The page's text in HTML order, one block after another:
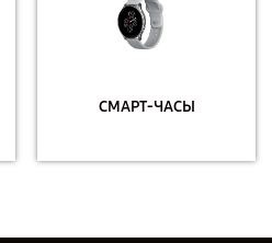
СМАРТ-ЧАСЫ